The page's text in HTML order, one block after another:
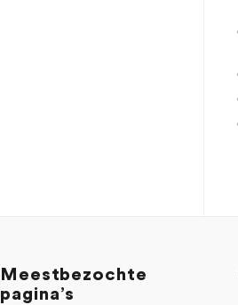
Meestbezochte
pagina’s